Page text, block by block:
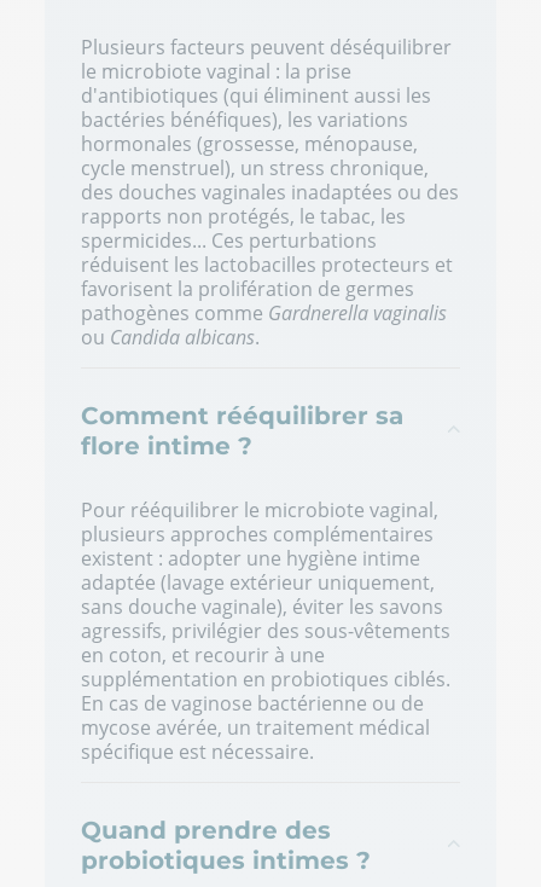
Plusieurs facteurs peuvent déséquilibrer
le microbiote vaginal : la prise
d'antibiotiques (qui éliminent aussi les
bactéries bénéfiques), les variations
hormonales (grossesse, ménopause,
cycle menstruel), un stress chronique,
des douches vaginales inadaptées ou des
rapports non protégés, le tabac, les
spermicides... Ces perturbations
réduisent les lactobacilles protecteurs et
favorisent la prolifération de germes
pathogènes comme Gardnerella vaginalis
ou Candida albicans.
Comment rééquilibrer sa
flore intime ?
Pour rééquilibrer le microbiote vaginal,
plusieurs approches complémentaires
existent : adopter une hygiène intime
adaptée (lavage extérieur uniquement,
sans douche vaginale), éviter les savons
agressifs, privilégier des sous-vêtements
en coton, et recourir à une
supplémentation en probiotiques ciblés.
En cas de vaginose bactérienne ou de
mycose avérée, un traitement médical
spécifique est nécessaire.
Quand prendre des
probiotiques intimes ?